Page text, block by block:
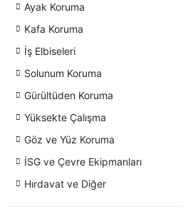
Ayak Koruma
Kafa Koruma
İş Elbiseleri
Solunum Koruma
Gürültüden Koruma
Yüksekte Çalışma
Göz ve Yüz Koruma
İSG ve Çevre Ekipmanları
Hırdavat ve Diğer